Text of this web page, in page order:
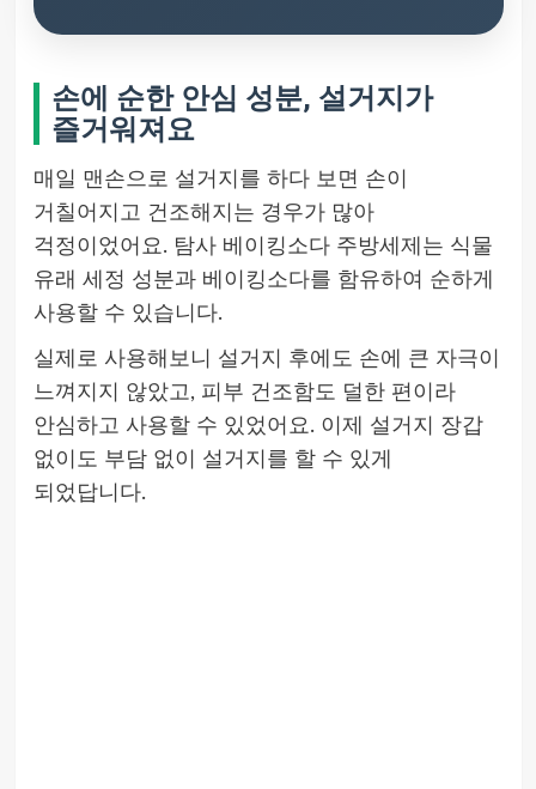
손에 순한 안심 성분, 설거지가
즐거워져요
매일 맨손으로 설거지를 하다 보면 손이
거칠어지고 건조해지는 경우가 많아
걱정이었어요. 탐사 베이킹소다 주방세제는 식물
유래 세정 성분과 베이킹소다를 함유하여 순하게
사용할 수 있습니다.
실제로 사용해보니 설거지 후에도 손에 큰 자극이
느껴지지 않았고, 피부 건조함도 덜한 편이라
안심하고 사용할 수 있었어요. 이제 설거지 장갑
없이도 부담 없이 설거지를 할 수 있게
되었답니다.